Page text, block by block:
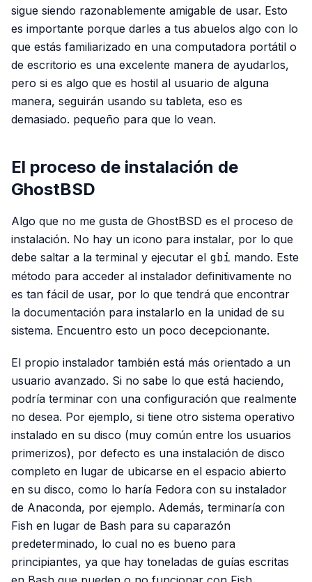
sigue siendo razonablemente amigable de usar. Esto
es importante porque darles a tus abuelos algo con lo
que estás familiarizado en una computadora portátil o
de escritorio es una excelente manera de ayudarlos,
pero si es algo que es hostil al usuario de alguna
manera, seguirán usando su tableta, eso es
demasiado. pequeño para que lo vean.
El proceso de instalación de
GhostBSD
Algo que no me gusta de GhostBSD es el proceso de
instalación. No hay un icono para instalar, por lo que
debe saltar a la terminal y ejecutar el gbi mando. Este
método para acceder al instalador definitivamente no
es tan fácil de usar, por lo que tendrá que encontrar
la documentación para instalarlo en la unidad de su
sistema. Encuentro esto un poco decepcionante.
El propio instalador también está más orientado a un
usuario avanzado. Si no sabe lo que está haciendo,
podría terminar con una configuración que realmente
no desea. Por ejemplo, si tiene otro sistema operativo
instalado en su disco (muy común entre los usuarios
primerizos), por defecto es una instalación de disco
completo en lugar de ubicarse en el espacio abierto
en su disco, como lo haría Fedora con su instalador
de Anaconda, por ejemplo. Además, terminaría con
Fish en lugar de Bash para su caparazón
predeterminado, lo cual no es bueno para
principiantes, ya que hay toneladas de guías escritas